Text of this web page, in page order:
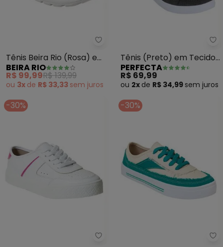
Beira Rio - Tênis Beira Rio
Tênis Beira Rio (Rosa) em
Tecido Toscana
BEIRA RIO
R$ 99,99R$ 139,99
ou 3x de R$ 33,33 sem juros
Tênis (Preto) em Tecido
Mesh
PERFECTA
R$ 69,99
ou 2x de R$ 34,99 sem juros
-30%
Moleca - Tênis Moleca
-30%